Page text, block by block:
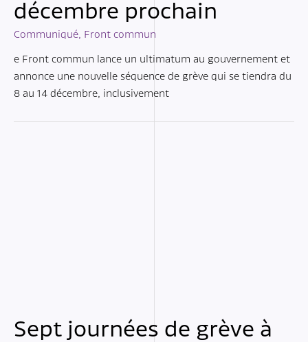
décembre prochain
Communiqué Front commun
e Front commun lance un ultimatum au gouvernement et
annonce une nouvelle séquence de grève qui se tiendra du
8 au 14 décembre, inclusivement
Sept journées de grève à